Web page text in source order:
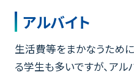
アルバイト
生活費等をまかなうため
る学生も多いですが、ア